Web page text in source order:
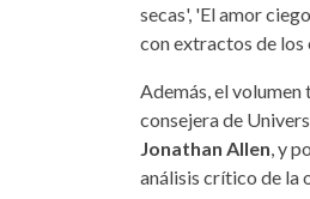
secas', 'El amor
con extractos de los
Además, el
consejera de
Jonathan Allen , y
análisis crítico de la